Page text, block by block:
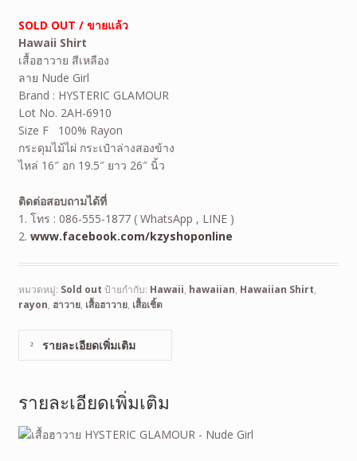
SOLD OUT / ขายแล้ว
Hawaii Shirt
เสื้อฮาวาย สีเหลือง
ลาย Nude Girl
Brand : HYSTERIC GLAMOUR
Lot No. 2AH-6910
Size F 100% Rayon
กระดุมไม้ไผ่ กระเป๋าล่างสองข้าง
ไหล่ 16″ อก 19.5″ ยาว 26″ นิ้ว
ติดต่อสอบถามได้ที่
1. โทร : 086-555-1877 ( WhatsApp , LINE )
2. www.facebook.com/kzyshoponline
หมวดหมู่: Sold out ป้ายกำกับ: Hawaii, hawaiian, Hawaiian Shirt,
rayon, ฮาวาย, เสื้อฮาวาย, เสื้อเชิ้ต
รายละเอียดเพิ่มเติม
รายละเอียดเพิ่มเติม